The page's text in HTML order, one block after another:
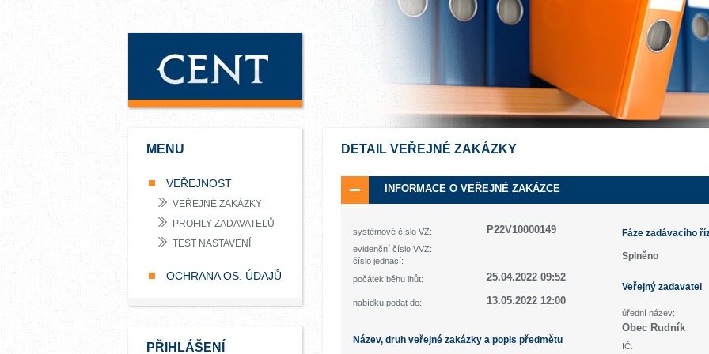
MENU
VEŘEJNOST
VEŘEJNÉ ZAKÁZKY
PROFILY ZADAVATELŮ
TEST NASTAVENÍ
OCHRANA OS. ÚDAJŮ
PŘIHLÁŠENÍ
DETAIL VEŘEJNÉ ZAKÁZKY
INFORMACE O VEŘEJNÉ ZAKÁZCE
systémové číslo VZ: P22V10000149
evidenční číslo VVZ:
číslo jednací:
počátek běhu lhůt:
25.04.2022 09:52
nabídku podat do: 13.05.2022 12:00
Název, druh veřejné zakázky a popis předmětu
Fáze zadávacího
Splněno
Veřejný zadavatel
úřední název:
Obec Rudník
IČ: